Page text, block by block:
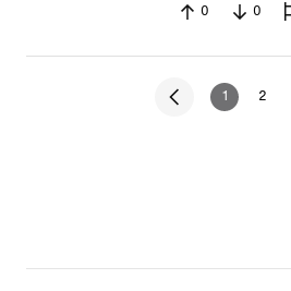
0 0
1 2